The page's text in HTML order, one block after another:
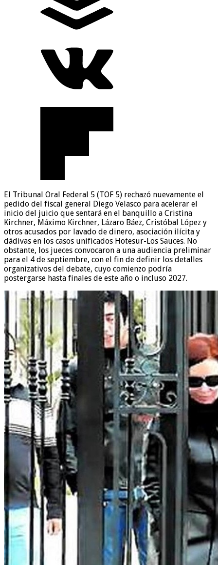
El Tribunal Oral Federal 5 (TOF 5) rechazó nuevamente el
pedido del fiscal general Diego Velasco para acelerar el
inicio del juicio que sentará en el banquillo a Cristina
Kirchner, Máximo Kirchner, Lázaro Báez, Cristóbal López y
otros acusados por lavado de dinero, asociación ilícita y
dádivas en los casos unificados Hotesur-Los Sauces. No
obstante, los jueces convocaron a una audiencia preliminar
para el 4 de septiembre, con el fin de definir los detalles
organizativos del debate, cuyo comienzo podría
postergarse hasta finales de este año o incluso 2027.